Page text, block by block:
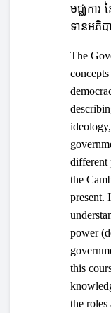
មជ្ឈការ
ទានអភិ
The
different
the
present.
power
this
the roles